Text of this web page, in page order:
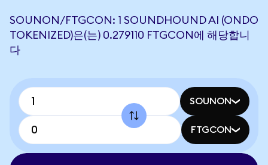
SOUNON/FTGCON: 1 SOUNDHOUND AI (ONDO
TOKENIZED)은(는) 0.279110 FTGCON에 해당합니
다
SOUNON
FTGCON